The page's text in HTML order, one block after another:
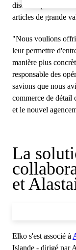
discrètes pour le
articles de grande
"Nous voulions
leur permettre
manière plus
responsable des
savions que nous
commerce de détail
et le nouvel
La
et
Elko s'est associé à
Islande - dirigé par